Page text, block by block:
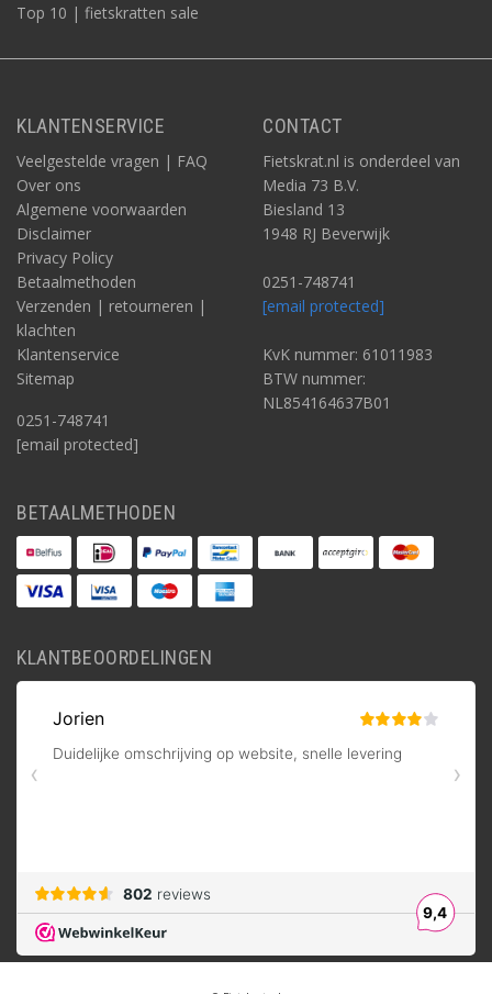
Top 10 | fietskratten sale
KLANTENSERVICE
Veelgestelde vragen | FAQ
Over ons
Algemene voorwaarden
Disclaimer
Privacy Policy
Betaalmethoden
Verzenden | retourneren |
klachten
Klantenservice
Sitemap
0251-748741
[email protected]
CONTACT
Fietskrat.nl is onderdeel van
Media 73 B.V.
Biesland 13
1948 RJ Beverwijk
0251-748741
[email protected]
KvK nummer: 61011983
BTW nummer:
NL854164637B01
BETAALMETHODEN
KLANTBEOORDELINGEN